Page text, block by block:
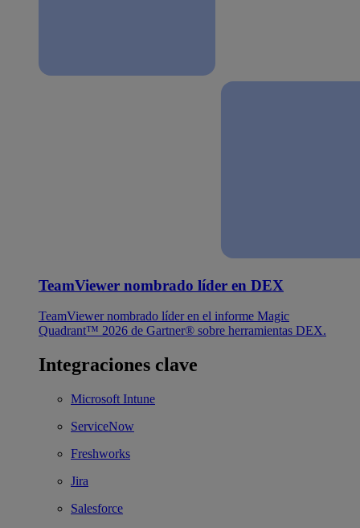
TeamViewer nombrado líder en DEX
TeamViewer nombrado líder en el informe Magic
Quadrant™ 2026 de Gartner® sobre herramientas DEX.
Integraciones clave
Microsoft Intune
ServiceNow
Freshworks
Jira
Salesforce